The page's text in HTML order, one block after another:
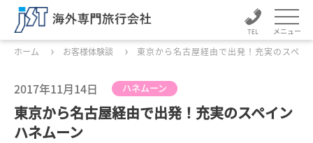
メニュー
ホーム お客様体験談 東京から名古屋経由で出発！充実のスペイ
2017年11月14日 ハネムーン
東京から名古屋経由で出発！充実のスペイン
ハネムーン